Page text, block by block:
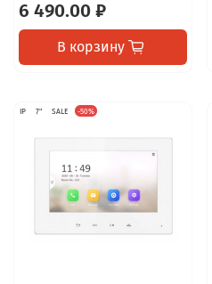
6 490.00 ₽
В корзину
IP 7" SALE -50%